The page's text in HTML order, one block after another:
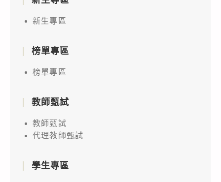
新生專區
榜單專區
榜單專區
教師甄試
教師甄試
代理教師甄試
學生專區